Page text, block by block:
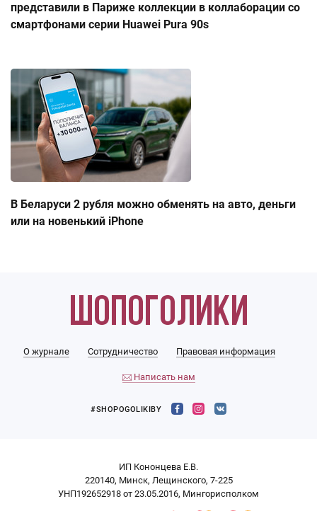
представили в Париже коллекции в коллаборации со
смартфонами серии Huawei Pura 90s
В Беларуси 2 рубля можно обменять на авто, деньги
или на новенький iPhone
О журнале Сотрудничество Правовая информация
Написать нам
#SHOPOGOLIKIBY
ИП Кононцева Е.В.
220140, Минск, Лещинского, 7-225
УНП192652918 от 23.05.2016, Мингорисполком